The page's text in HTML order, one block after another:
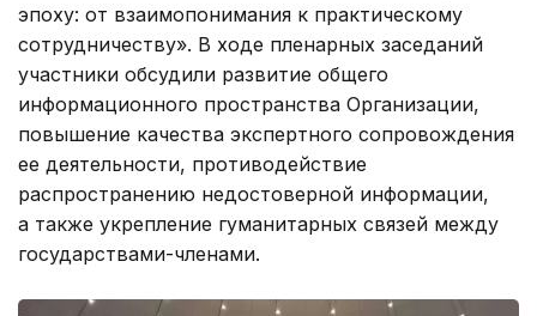
эпоху: от взаимопонимания к практическому
сотрудничеству». В ходе пленарных заседаний
участники обсудили развитие общего
информационного пространства Организации,
повышение качества экспертного сопровождения
ее деятельности, противодействие
распространению недостоверной информации,
а также укрепление гуманитарных связей между
государствами-членами.